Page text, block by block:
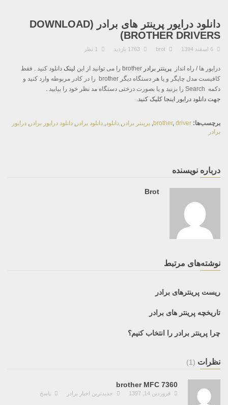
دانلود درایور پرینتر های برادر (DOWNLOAD
BROTHER DRIVERS)
6 اسفند 1394 brot 1763 بازدید 1 نظر
درایور ها / راه انداز پرینتر برادر لینک دانلود کنید . فقط
کافیست مدل چاپگر و یا هر دستگاه دیگر brother
را در کادر مربوطه وارد کنید و
دکمه Search را بزنید و یا بصورت درختی دستگاه مد نظر خود را بیابید .
جهت دانلود درایور اینجا کلیک کنید.
برچسب‌ها: brother, driver
, پرینتر برادر , دانلود, دانلود برادر , دانلود درایور برادر , درایور
برادر
درباره نویسنده
Brot
نوشته‌های مرتبط
ریست پرینترهای برادر
تاریخچه پرینتر های برادر
چرا پرینتر برادر را انتخاب کنیم؟
نظرات (1)
brother MFC 7360
فروردین 14, 1397 جدیدترین اخبار برادر پاسخ